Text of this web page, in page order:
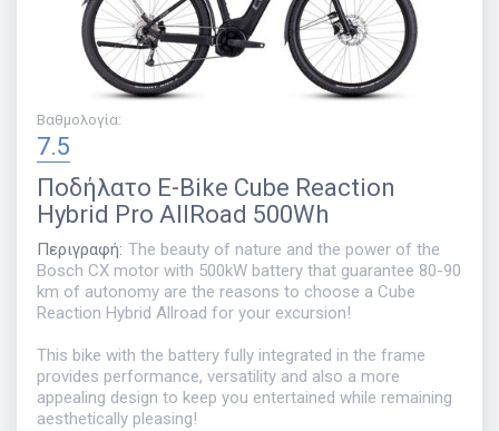
Βαθμολογία:
7.5
Ποδήλατο E-Bike Cube Reaction
Hybrid Pro AllRoad 500Wh
Περιγραφή: The beauty of nature and the power of the
Bosch CX motor with 500kW battery that guarantee 80-90
km of autonomy are the reasons to choose a Cube
Reaction Hybrid Allroad for your excursion!
This bike with the battery fully integrated in the frame
provides performance, versatility and also a more
appealing design to keep you entertained while remaining
aesthetically pleasing!